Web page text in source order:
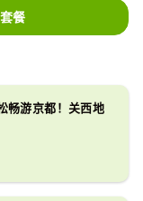
餐
畅游京都！关西地